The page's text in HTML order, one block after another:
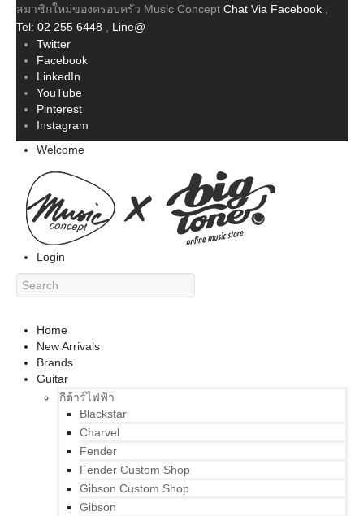
สมาชิกใหม่ของครอบครัว Music Concept Chat Via Facebook
Tel: 02 255 6448
Line@
Twitter
Facebook
LinkedIn
YouTube
Pinterest
Instagram
Welcome
Login
Home
New Arrivals
Brands
Guitar
กีต้าร์ไฟฟ้า
Blackstar
Charvel
Fender
Fender Custom Shop
Gibson Custom Shop
Gibson